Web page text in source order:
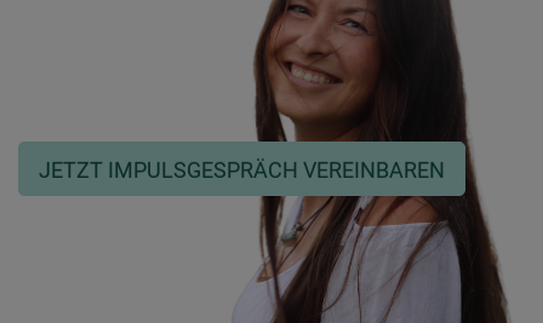
JETZT IMPULSGESPRÄCH VEREINBAREN